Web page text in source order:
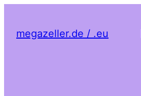
megazeller.de / .eu